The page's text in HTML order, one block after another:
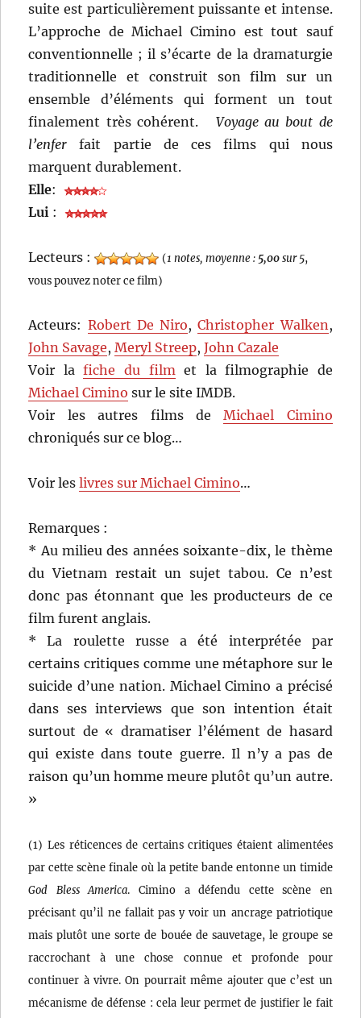
suite est particulièrement puissante et intense.
L’approche de Michael Cimino est tout sauf
conventionnelle ; il s’écarte de la dramaturgie
traditionnelle et construit son film sur un
ensemble d’éléments qui forment un tout
finalement très cohérent. Voyage au bout de
l’enfer fait partie de ces films qui nous
marquent durablement.
Elle:
Lui :
Lecteurs : (1 notes, moyenne : 5,00sur 5,
vous pouvez noter ce film)
Acteurs: Robert De Niro,Christopher Walken,
John Savage,Meryl Streep,John Cazale
Voir lafiche du filmet la filmographie de
Michael Cimino sur le site IMDB.
Voir les autres films deMichael Cimino
chroniqués sur ce blog…
Voir leslivres sur Michael Cimino…
Remarques :
* Au milieu des années soixante-dix, le thème
du Vietnam restait un sujet tabou. Ce n’est
donc pas étonnant que les producteurs de ce
film furent anglais.
* La roulette russe a été interprétée par
certains critiques comme une métaphore sur le
suicide d’une nation. Michael Cimino a précisé
dans ses interviews que son intention était
surtout de « dramatiser l’élément de hasard
qui existe dans toute guerre. Il n’y a pas de
raison qu’un homme meure plutôt qu’un autre.
»
(1) Les réticences de certains critiques étaient alimentées
par cette scène finale où la petite bande entonne un timide
God Bless America. Cimino a défendu cette scène en
précisant qu’il ne fallait pas y voir un ancrage patriotique
mais plutôt une sorte de bouée de sauvetage, le groupe se
raccrochant à une chose connue et profonde pour
continuer à vivre. On pourrait même ajouter que c’est un
mécanisme de défense : cela leur permet de justifier le fait